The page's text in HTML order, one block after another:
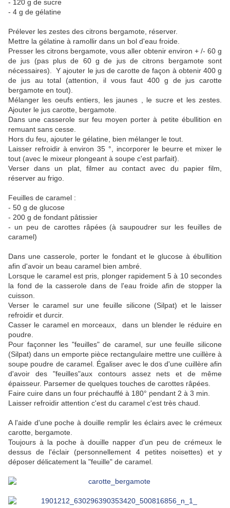
- 120 g de sucre
- 4 g de gélatine
Prélever les zestes des citrons bergamote, réserver.
Mettre la gélatine à ramollir dans un bol d'eau froide.
Presser les citrons bergamote, vous aller obtenir environ + /- 60 g
de jus (pas plus de 60 g de jus de citrons bergamote sont
nécessaires). Y ajouter le jus de carotte de façon à obtenir 400 g
de jus au total (attention, il vous faut 400 g de jus carotte
bergamote en tout).
Mélanger les oeufs entiers, les jaunes , le sucre et les zestes.
Ajouter le jus carotte, bergamote.
Dans une casserole sur feu moyen porter à petite ébullition en
remuant sans cesse.
Hors du feu, ajouter le gélatine, bien mélanger le tout.
Laisser refroidir à environ 35 °, incorporer le beurre et mixer le
tout (avec le mixeur plongeant à soupe c'est parfait).
Verser dans un plat, filmer au contact avec du papier film,
réserver au frigo.
Feuilles de caramel :
- 50 g de glucose
- 200 g de fondant pâtissier
- un peu de carottes râpées (à saupoudrer sur les feuilles de
caramel)
Dans une casserole, porter le fondant et le glucose à ébullition
afin d'avoir un beau caramel bien ambré.
Lorsque le caramel est pris, plonger rapidement 5 à 10 secondes
la fond de la casserole dans de l'eau froide afin de stopper la
cuisson.
Verser le caramel sur une feuille silicone (Silpat) et le laisser
refroidir et durcir.
Casser le caramel en morceaux, dans un blender le réduire en
poudre.
Pour façonner les "feuilles" de caramel, sur une feuille silicone
(Silpat) dans un emporte pièce rectangulaire mettre une cuillère à
soupe poudre de caramel. Égaliser avec le dos d'une cuillère afin
d'avoir des "feuilles"aux contours assez nets et de même
épaisseur. Parsemer de quelques touches de carottes râpées.
Faire cuire dans un four préchauffé à 180° pendant 2 à 3 min.
Laisser refroidir attention c'est du caramel c'est très chaud.
A l'aide d'une poche à douille remplir les éclairs avec le crémeux
carotte, bergamote.
Toujours à la poche à douille napper d'un peu de crémeux le
dessus de l'éclair (personnellement 4 petites noisettes) et y
déposer délicatement la "feuille" de caramel.